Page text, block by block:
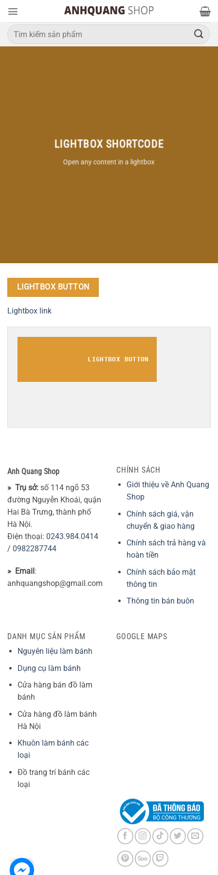
qua
nội
dung
Tìm
kiếm:
LIGHTBOX SHORTCODE
Open any content in a lightbox
LIGHTBOX BUTTON
Lightbox link
LIGHTBOX BUTTON
Anh Quang Shop
» Trụ sở: số 114 ngõ 53
đường Nguyễn Khoái, quận
Hai Bà Trưng, thành phố
Hà Nội.
Điện thoại: 0243.984.0414
/ 0982287744
» Email:
anhquangshop@gmail.com
CHÍNH SÁCH
Giới thiệu về Anh Quang
Shop
Chính sách giá, vận
chuyển & giao hàng
Chính sách trả hàng và
hoàn tiền
Chính sách bảo mật
thông tin
Thông tin bán buôn
DANH MỤC SẢN PHẨM
Nguyên liệu làm bánh
Dụng cụ làm bánh
Cửa hàng bán đồ làm
bánh
Cửa hàng đồ làm bánh
Hà Nội
Khuôn làm bánh các
loại
Đồ trang trí bánh các
loại
GOOGLE MAPS